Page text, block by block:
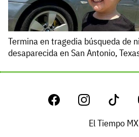
Termina en tragedia búsqueda de
desaparecida en San Antonio,
El Tiempo MX